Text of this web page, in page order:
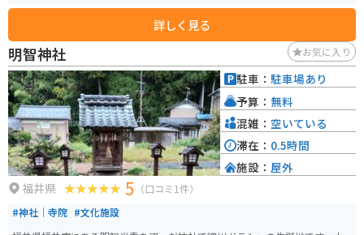
な野菜や特産品を販売する物産館や、永平寺町ならではの精進料理やそばな
どを味わえるレストランがあります。 バイクで訪れる場合、道の駅には広い
駐車場が完備されているので安心です。永平寺周辺は、自然豊かな山間部を
走るワインディングロードが続くので、ツーリングにも最適です。ただし、
山間部は天候が変わりやすいので、雨具の準備など、十分な注意が必要です。
永平寺町の名産品としては、永平寺味噌、永平寺ごま豆腐、越前そばなどが
有名です。道の駅の物産館で購入できるので、お土産にいかがでしょうか。
詳しく見る
明智神社 お気に入り
福井県 5 （口コミ1件）
#神社｜寺院 #文化施設
駐車： 駐車場あり
予算： 無料
混雑： 空いている
滞在： 0.5時間
施設： 屋外